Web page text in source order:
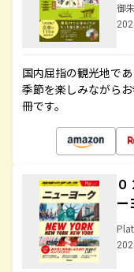
御
国内屈指の観光地で
季節を楽しみながら
冊です。
ー
Plat